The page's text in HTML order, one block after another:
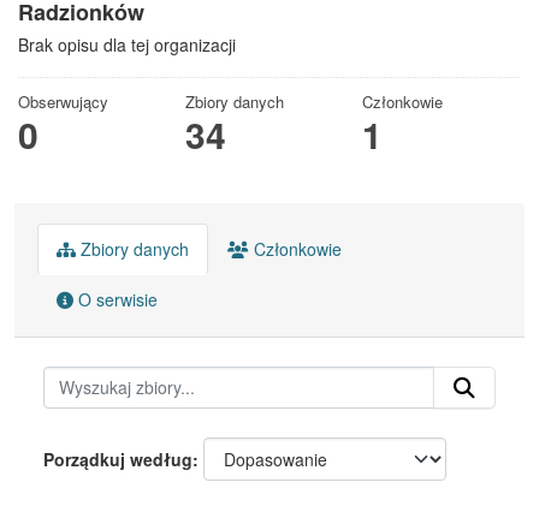
Radzionków
Brak opisu dla tej organizacji
Obserwujący
0
Zbiory danych
34
Członkowie
1
Zbiory danych Członkowie
O serwisie
Porządkuj według